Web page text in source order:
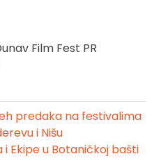
Film Fest PR
predaka na festivalima
i Nišu
Ekipe u Botaničkoj bašti